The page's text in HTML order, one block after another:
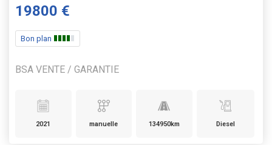
19800 €
Bon plan
BSA VENTE / GARANTIE
2021 manuelle 134950km Diesel